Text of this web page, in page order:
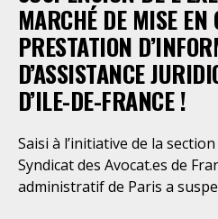
MARCHÉ DE MISE
PRESTATION
D’ASSISTANCE JURIDIQUE
D’ILE-DE-FRANCE !
Saisi à l’initiative de la
Syndicat des Avocat.es de
administratif de Paris a